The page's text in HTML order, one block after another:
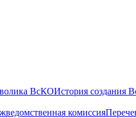
ВсКОИстория создания
комиссия